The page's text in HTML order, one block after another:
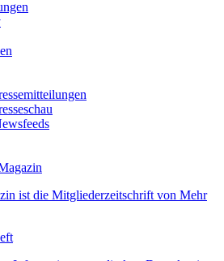
ist die Mitgliederzeitschrift von Mehr